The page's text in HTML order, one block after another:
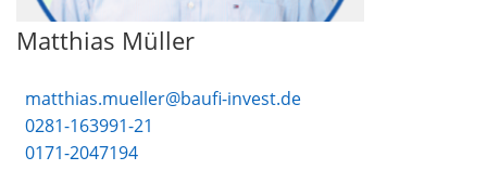
Matthias Müller
matthias.mueller@baufi-invest.de
0281-163991-21
0171-2047194